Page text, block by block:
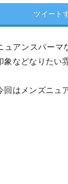
ツイート
ュアンスパーマ
象などなりたい
回はメンズニュ